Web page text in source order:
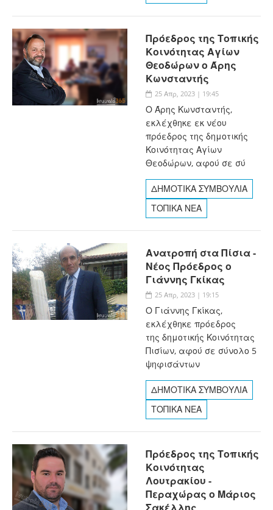
Πρόεδρος της Τοπικής
Κοινότητας Αγίων
Θεοδώρων ο Άρης
Κωνσταντής
25 Απρ, 2023 | 19:45
Ο Άρης Κωνσταντής,
εκλέχθηκε εκ νέου
πρόεδρος της δημοτικής
Κοινότητας Αγίων
Θεοδώρων, αφού σε σύ
ΔΗΜΟΤΙΚΑ ΣΥΜΒΟΥΛΙΑ
ΤΟΠΙΚΑ ΝΕΑ
Ανατροπή στα Πίσια -
Νέος Πρόεδρος ο
Γιάννης Γκίκας
25 Απρ, 2023 | 19:15
Ο Γιάννης Γκίκας,
εκλέχθηκε πρόεδρος
της δημοτικής Κοινότητας
Πισίων, αφού σε σύνολο 5
ψηφισάντων
ΔΗΜΟΤΙΚΑ ΣΥΜΒΟΥΛΙΑ
ΤΟΠΙΚΑ ΝΕΑ
Πρόεδρος της Τοπικής
Κοινότητας
Λουτρακίου -
Περαχώρας ο Μάριος